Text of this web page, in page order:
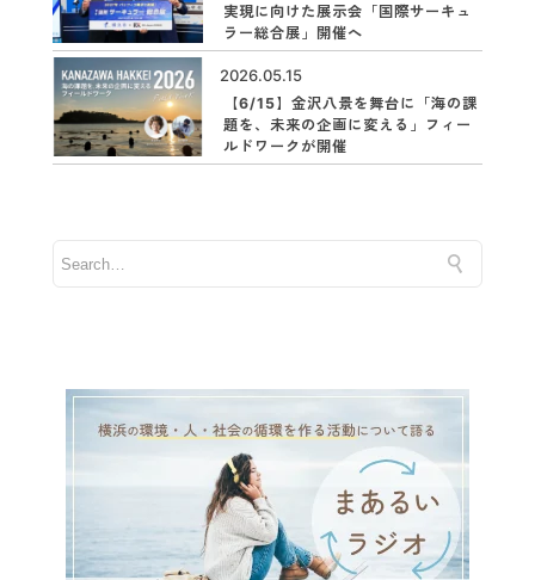
実現に向けた展示会「国際サーキュ
ラー総合展」開催へ
2026.05.15
【6/15】金沢八景を舞台に「海の課
題を、未来の企画に変える」フィー
ルドワークが開催